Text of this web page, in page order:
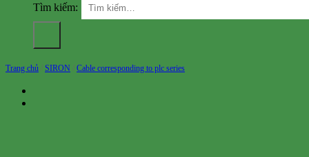
Tìm kiếm:
Trang chủ / SIRON / Cable corresponding to plc series